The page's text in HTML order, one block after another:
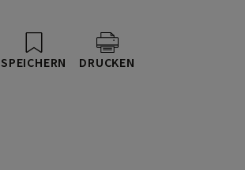
SPEICHERN DRUCKEN